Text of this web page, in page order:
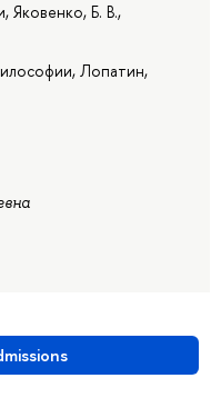
Яковенко, Б. В.,
Лопатин,